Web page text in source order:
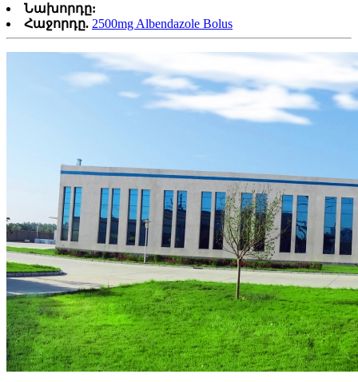
Նախորդը:
Հաջորդը. 2500mg Albendazole Bolus